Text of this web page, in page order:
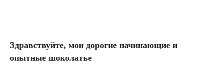
Здравствуйте, мои дорогие начинающие и
опытные шоколатье